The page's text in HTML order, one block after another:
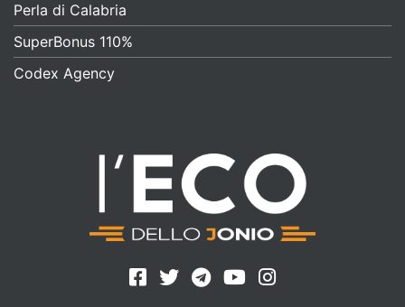
Perla di Calabria
SuperBonus 110%
Codex Agency